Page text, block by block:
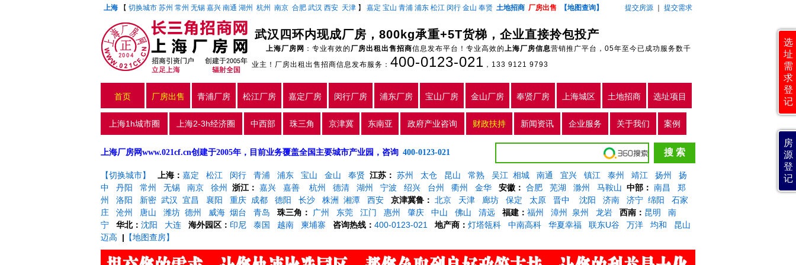
上海 【 切换城市 苏州 常州 无锡 嘉兴 南通 湖州 杭州 南京 合肥 武汉 西安 天津 】 嘉定 宝山 青浦 浦东 松江 闵行 金山 奉贤 土地招商 厂房出售 【地图查询】 提交房源 提交需求
武汉四环内现成厂房，800kg承重+5T货梯，企业直接拎包投产
上海厂房网 ：专业有效的厂房出租出售招商信息发布平台！专业高效的上海厂房信息营销推广平台，05年至今已成功服务数千
业主！厂房出租出售招商信息发布服务： 400-0123-021 ，133 9121 9793
首页 厂房出售 青浦厂房 松江厂房 嘉定厂房 闵行厂房 浦东厂房 宝山厂房 金山厂房 奉贤厂房 上海城区 土地招商 选址项目
上海1h城市圈 上海2-3h经济圈 中西部 珠三角 京津冀 东南亚 政府产业咨询 财政扶持 新闻资讯 企业服务 关于我们 案例
上海厂房网www.021cf.cn创建于2005年，目前业务覆盖全国主要城市产业园，咨询 400-0123-021
【切换城市】 上海： 嘉定 松江 闵行 青浦 浦东 宝山 金山 奉贤 江苏： 苏州 太仓 昆山 常熟 吴江 相城 南通 宜兴 镇江 泰州 靖江 扬州
扬
中
丹阳 常州 无锡 南京 徐州 浙江： 嘉兴 嘉善 杭州 德清 湖州 宁波 绍兴 台州 衢州 金华 安徽： 合肥 芜湖 滁州 马鞍山 中部： 南昌
郑
州
洛阳 新密 武汉 宜昌 襄阳 重庆 成都 德阳 长沙 株洲 湘潭 西安 京津冀鲁： 北京 天津 廊坊 保定 太原 晋中 沈阳 济南 济宁 绵阳
石家
庄
沧州 唐山 潍坊 德州 威海 烟台 青岛 珠三角： 广州 东莞 江门 惠州 肇庆 中山 佛山 清远 福建： 福州 漳州 泉州 龙岩 西南： 昆明
南
宁
华北： 沈阳 大连 海外园区： 印尼 泰国 越南 柬埔寨 咨询热线： 400-0123-021 地产商： 灯塔瓴科 中南高科 华夏幸福 联东U谷 万洋 均和
昆山
迈高
| 【地图查房】
选
址
需
求
登
记
房
源
登
记